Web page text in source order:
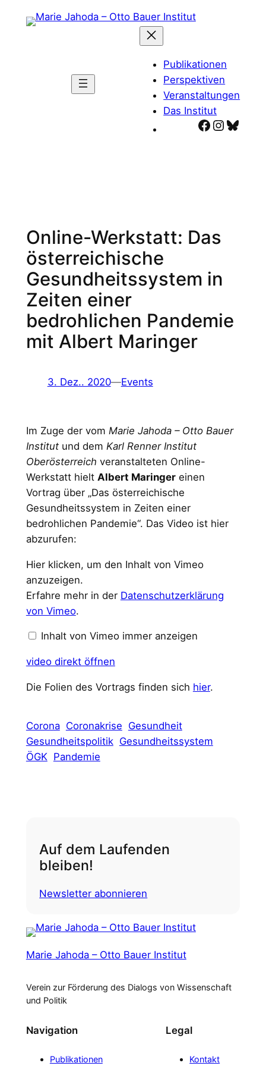
Inhalt
Publikationen
Perspektiven
Veranstaltungen
Das Institut
Facebook
Online-Werkstatt: Das
österreichische
Gesundheitssystem in
Zeiten einer
bedrohlichen Pandemie
mit Albert Maringer
3. Dez.. 2020—Events
Im Zuge der vom Marie Jahoda – Otto Bauer
Institutund dem Karl Renner Institut
Oberösterreich veranstalteten Online-
Werkstatt hielt Albert Maringereinen
Vortrag über „Das österreichische
Gesundheitssystem in Zeiten einer
bedrohlichen Pandemie“. Das Video ist hier
abzurufen:
Inhalt
von
Vimeo
anzeigen
Hier klicken, um den Inhalt von Vimeo
anzuzeigen.
Erfahre mehr in der Datenschutzerklärung
von Vimeo.
Inhalt von Vimeo immer anzeigen
video direkt öffnen
Die Folien des Vortrags finden sich hier.
Corona Coronakrise Gesundheit
Gesundheitspolitik Gesundheitssystem
ÖGK Pandemie
Auf dem Laufenden
bleiben!
Newsletter abonnieren
Marie Jahoda – Otto Bauer Institut
Verein zur Förderung des Dialogs von Wissenschaft
und Politik
Navigation
Publikationen
Legal
Kontakt